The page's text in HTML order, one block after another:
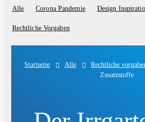
Blog
categories
Alle Corona Pandemie Design
Rechtliche Vorgaben
Startseite Alle Rechtliche
Zusatzstoffe